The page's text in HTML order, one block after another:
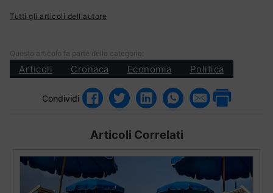
Tutti gli articoli dell'autore
Questo articolo fa parte delle categorie:
Articoli Cronaca Economia Politica
Condividi
Articoli Correlati